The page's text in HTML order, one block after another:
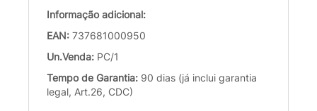
Informação adicional:
EAN: 737681000950
Un.Venda: PC/1
Tempo de Garantia: 90 dias (já inclui garantia
legal, Art.26, CDC)